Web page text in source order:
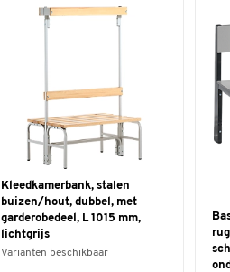
Kleedkamerbank, stalen
buizen/hout, dubbel, met
garderobedeel, L 1015 mm,
lichtgrijs
Varianten beschikbaar